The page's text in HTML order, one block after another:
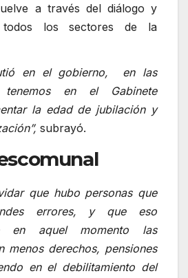
a través del diálogo y
los sectores de la
en el gobierno, en las
tenemos en el Gabinete
la edad de jubilación y
subrayó.
que hubo personas que
errores, y que eso
en aquel momento las
menos derechos, pensiones
en el debilitamiento del